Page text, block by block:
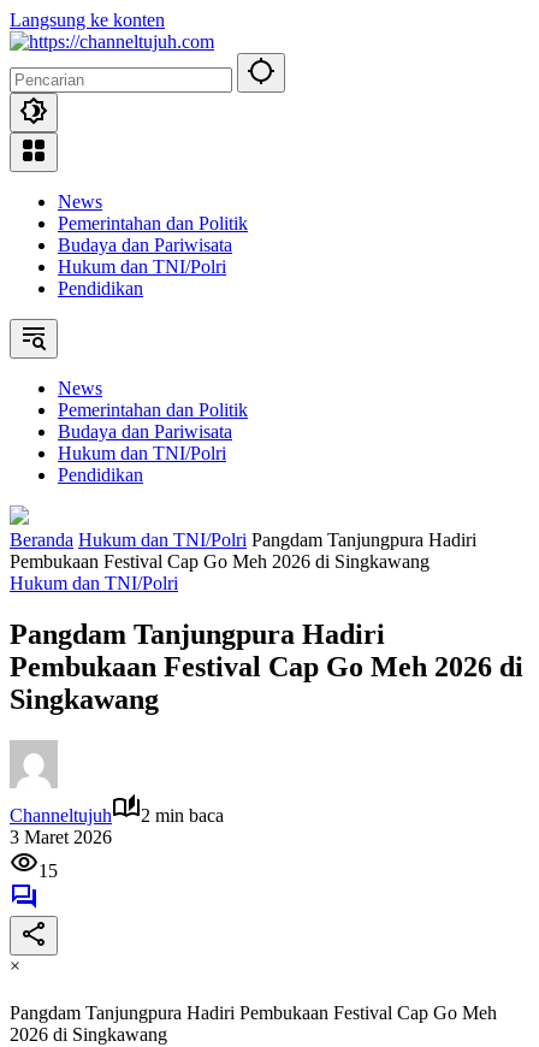
Langsung ke konten
News
Pemerintahan dan Politik
Budaya dan Pariwisata
Hukum dan TNI/Polri
Pendidikan
News
Pemerintahan dan Politik
Budaya dan Pariwisata
Hukum dan TNI/Polri
Pendidikan
Beranda Hukum dan TNI/Polri Pangdam Tanjungpura Hadiri
Pembukaan Festival Cap Go Meh 2026 di Singkawang
Hukum dan TNI/Polri
Pangdam Tanjungpura Hadiri
Pembukaan Festival Cap Go Meh 2026 di
Singkawang
Channeltujuh
2 min baca
3 Maret 2026
15
×
Pangdam Tanjungpura Hadiri Pembukaan Festival Cap Go Meh
2026 di Singkawang